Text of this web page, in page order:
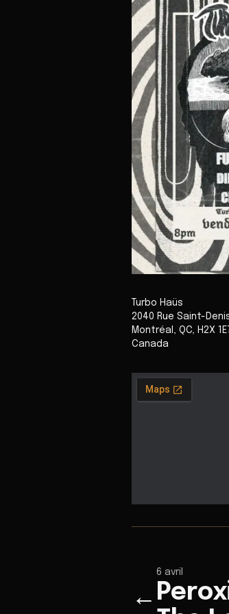
Turbo Haüs
2040 Rue Saint-
Montréal , QC, H2X
Canada
←
6 avril